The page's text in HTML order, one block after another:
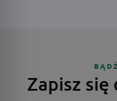
Zapisz